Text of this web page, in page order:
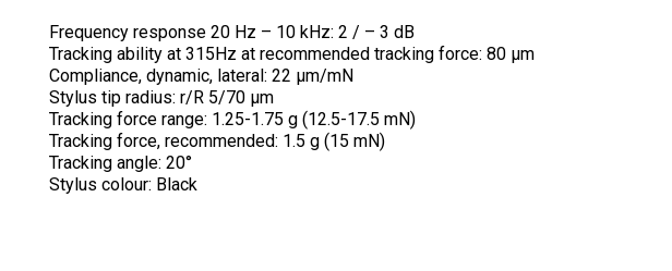
Frequency response 20 Hz – 10 kHz: 2 / – 3 dB
Tracking ability at 315Hz at recommended tracking force: 80 µm
Compliance, dynamic, lateral: 22 µm/mN
Stylus tip radius: r/R 5/70 µm
Tracking force range: 1.25-1.75 g (12.5-17.5 mN)
Tracking force, recommended: 1.5 g (15 mN)
Tracking angle: 20°
Stylus colour: Black